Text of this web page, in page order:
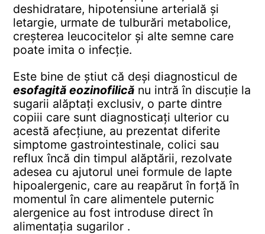
deshidratare, hipotensiune arterială și
letargie, urmate de tulburări metabolice,
creșterea leucocitelor și alte semne care
poate imita o infecție.
Este bine de știut că deși diagnosticul de
esofagită eozinofilicănu intră în discuție la
sugarii alăptați exclusiv, o parte dintre
copiii care sunt diagnosticați ulterior cu
acestă afecțiune, au prezentat diferite
simptome gastrointestinale, colici sau
reflux încă din timpul alăptării, rezolvate
adesea cu ajutorul unei formule de lapte
hipoalergenic, care au reapărut în forță în
momentul în care alimentele puternic
alergenice au fost introduse direct în
alimentația sugarilor .